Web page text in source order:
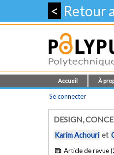
< Retour
Accueil À
Se connecter
DESIGN,
Karim Achouri et
Article de revue